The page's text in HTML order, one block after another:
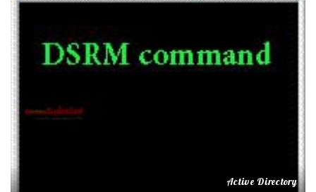
Active Directory